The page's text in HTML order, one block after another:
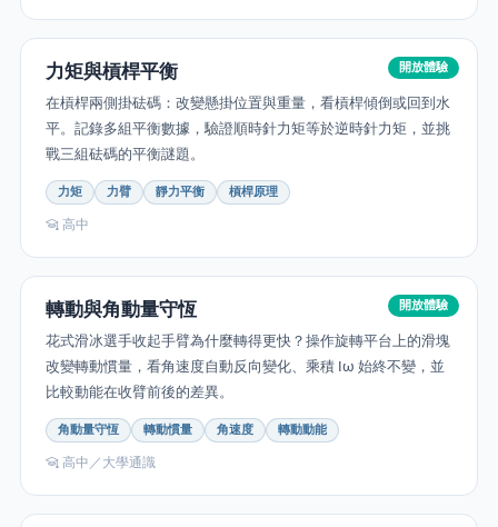
開放體驗
力矩與槓桿平衡
在槓桿兩側掛砝碼：改變懸掛位置與重量，看槓桿傾倒或回到水
平。記錄多組平衡數據，驗證順時針力矩等於逆時針力矩，並挑
戰三組砝碼的平衡謎題。
力矩 力臂 靜力平衡 槓桿原理
高中
開放體驗
轉動與角動量守恆
花式滑冰選手收起手臂為什麼轉得更快？操作旋轉平台上的滑塊
改變轉動慣量，看角速度自動反向變化、乘積 Iω 始終不變，並
比較動能在收臂前後的差異。
角動量守恆 轉動慣量 角速度 轉動動能
高中／大學通識